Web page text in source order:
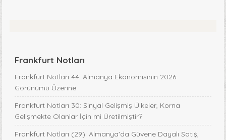
Frankfurt Notları
Frankfurt Notları 44: Almanya Ekonomisinin 2026
Görünümü Üzerine
Frankfurt Notları 30: Sinyal Gelişmiş Ülkeler, Korna
Gelişmekte Olanlar İçin mi Üretilmiştir?
Frankfurt Notları (29): Almanya'da Güvene Dayalı Satış,